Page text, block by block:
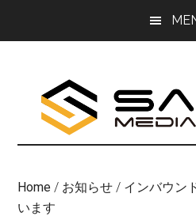
Home / お知らせ / インバウン
います